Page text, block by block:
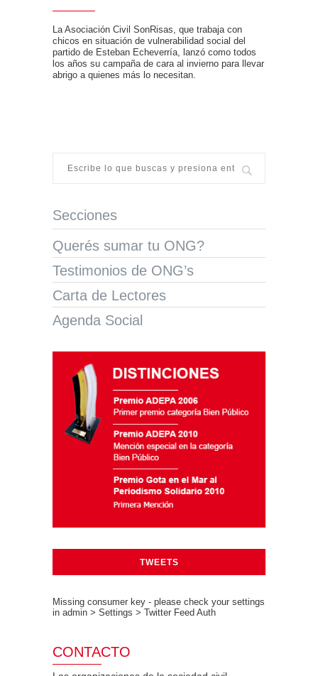
La Asociación Civil SonRisas, que trabaja con
chicos en situación de vulnerabilidad social del
partido de Esteban Echeverría, lanzó como todos
los años su campaña de cara al invierno para llevar
abrigo a quienes más lo necesitan.
Secciones
Querés sumar tu ONG?
Testimonios de ONG’s
Carta de Lectores
Agenda Social
TWEETS
Missing consumer key - please check your settings
in admin > Settings > Twitter Feed Auth
CONTACTO